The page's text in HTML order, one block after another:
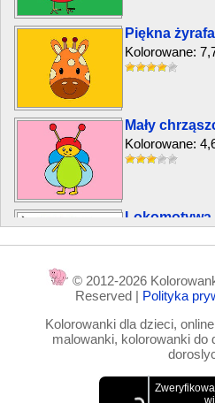
Piękna żyrafa
Kolorowane:
Mały
Kolorowane:
Lokomotywa
Kolorowane:
© 2012-2026
Reserved | Polityka
Kolorowanki dla dzieci,
malowanki, kolorowanki do